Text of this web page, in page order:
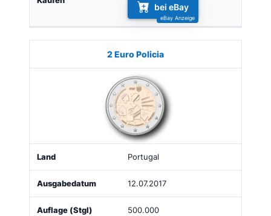
bei eBay
2 Euro Policia
Portugal
12.07.2017
500.000